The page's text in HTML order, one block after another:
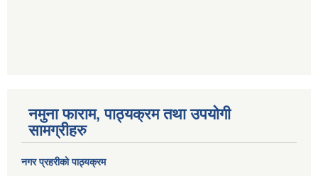
नमुना फाराम, पाठ्यक्रम तथा उपयोगी
सामग्रीहरु
नगर प्रहरीको पाठ्यक्रम